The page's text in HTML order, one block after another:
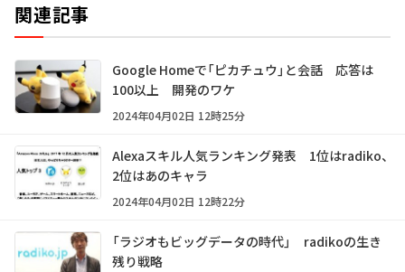
関連記事
Google Homeで「ピカチュウ」と会話 応答は
100以上 開発のワケ
2024年04月02日 12時25分
Alexaスキル人気ランキング発表 1位はradiko、
2位はあのキャラ
2024年04月02日 12時22分
「ラジオもビッグデータの時代」 radikoの生き
残り戦略